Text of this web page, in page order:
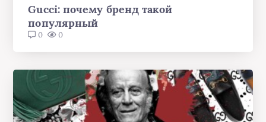
Gucci: почему бренд такой
популярный
0 0